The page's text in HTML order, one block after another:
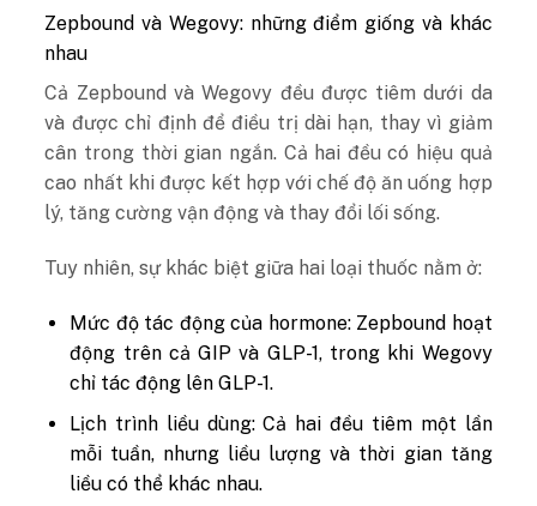
Zepbound và Wegovy: những điểm giống và khác
nhau
Cả Zepbound và Wegovy đều được tiêm dưới da
và được chỉ định để điều trị dài hạn, thay vì giảm
cân trong thời gian ngắn. Cả hai đều có hiệu quả
cao nhất khi được kết hợp với chế độ ăn uống hợp
lý, tăng cường vận động và thay đổi lối sống.
Tuy nhiên, sự khác biệt giữa hai loại thuốc nằm ở:
Mức độ tác động của hormone: Zepbound hoạt
động trên cả GIP và GLP-1, trong khi Wegovy
chỉ tác động lên GLP-1.
Lịch trình liều dùng: Cả hai đều tiêm một lần
mỗi tuần, nhưng liều lượng và thời gian tăng
liều có thể khác nhau.